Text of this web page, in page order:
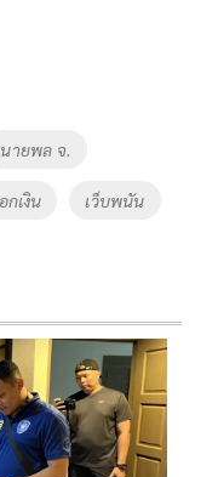
นายพล จ.
กเงิน เว็บพนัน